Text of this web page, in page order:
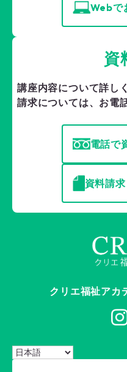
Webで
資
講座内容について詳し
請求については、お電
電話で
資料請求
クリエ福祉アカ